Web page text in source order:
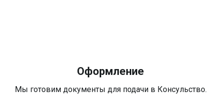
Оформление
Мы готовим документы для подачи в Консульство.